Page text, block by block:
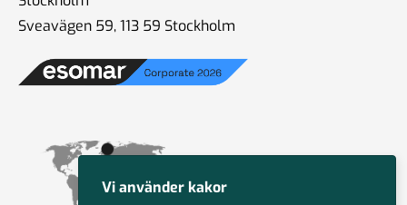
Sveavägen 59, 113 59 Stockholm
Vi använder kakor